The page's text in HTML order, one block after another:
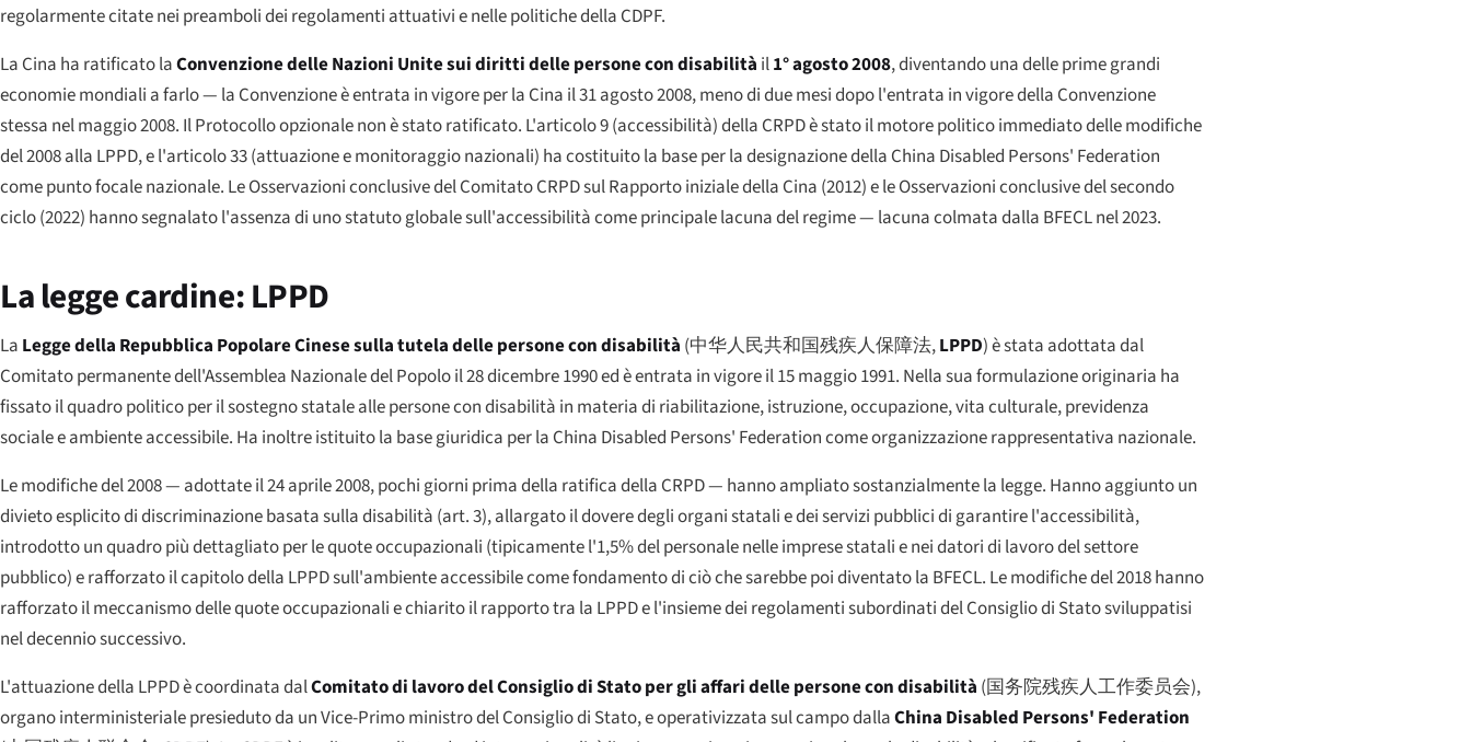
regolarmente citate nei preamboli dei regolamenti attuativi e nelle politiche della CDPF.
La Cina ha ratificato laConvenzione delle Nazioni Unite sui diritti delle persone con disabilità il1° agosto 2008, diventando una delle prime grandi
economie mondiali a farlo — la Convenzione è entrata in vigore per la Cina il 31 agosto 2008, meno di due mesi dopo l'entrata in vigore della Convenzione
stessa nel maggio 2008. Il Protocollo opzionale non è stato ratificato. L'articolo 9 (accessibilità) della CRPD è stato il motore politico immediato delle modifiche
del 2008 alla LPPD, e l'articolo 33 (attuazione e monitoraggio nazionali) ha costituito la base per la designazione della China Disabled Persons' Federation
come punto focale nazionale. Le Osservazioni conclusive del Comitato CRPD sul Rapporto iniziale della Cina (2012) e le Osservazioni conclusive del secondo
ciclo (2022) hanno segnalato l'assenza di uno statuto globale sull'accessibilità come principale lacuna del regime — lacuna colmata dalla BFECL nel 2023.
La legge cardine: LPPD
La Legge della Repubblica Popolare Cinese sulla tutela delle persone con disabilità (中华人民共和国残疾人保障法,LPPD) è stata adottata dal
Comitato permanente dell'Assemblea Nazionale del Popolo il 28 dicembre 1990 ed è entrata in vigore il 15 maggio 1991. Nella sua formulazione originaria ha
fissato il quadro politico per il sostegno statale alle persone con disabilità in materia di riabilitazione, istruzione, occupazione, vita culturale, previdenza
sociale e ambiente accessibile. Ha inoltre istituito la base giuridica per la China Disabled Persons' Federation come organizzazione rappresentativa nazionale.
Le modifiche del 2008 — adottate il 24 aprile 2008, pochi giorni prima della ratifica della CRPD — hanno ampliato sostanzialmente la legge. Hanno aggiunto un
divieto esplicito di discriminazione basata sulla disabilità (art. 3), allargato il dovere degli organi statali e dei servizi pubblici di garantire l'accessibilità,
introdotto un quadro più dettagliato per le quote occupazionali (tipicamente l'1,5% del personale nelle imprese statali e nei datori di lavoro del settore
pubblico) e rafforzato il capitolo della LPPD sull'ambiente accessibile come fondamento di ciò che sarebbe poi diventato la BFECL. Le modifiche del 2018 hanno
rafforzato il meccanismo delle quote occupazionali e chiarito il rapporto tra la LPPD e l'insieme dei regolamenti subordinati del Consiglio di Stato sviluppatisi
nel decennio successivo.
L'attuazione della LPPD è coordinata dalComitato di lavoro del Consiglio di Stato per gli affari delle persone con disabilità (国务院残疾人工作委员会),
organo interministeriale presieduto da un Vice-Primo ministro del Consiglio di Stato, e operativizzata sul campo dallaChina Disabled Persons' Federation